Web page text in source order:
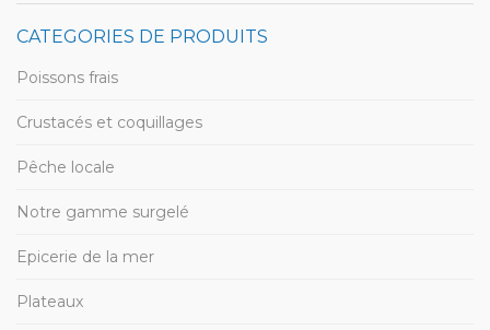
CATEGORIES DE PRODUITS
Poissons frais
Crustacés et coquillages
Pêche locale
Notre gamme surgelé
Epicerie de la mer
Plateaux